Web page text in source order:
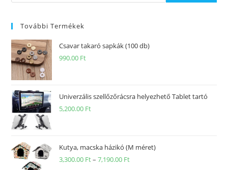
További Termékek
Csavar takaró sapkák (100 db)
990.00 Ft
Univerzális szellőzőrácsra helyezhető Tablet tartó
5,200.00 Ft
Kutya, macska házikó (M méret)
3,300.00 Ft–7,190.00 Ft